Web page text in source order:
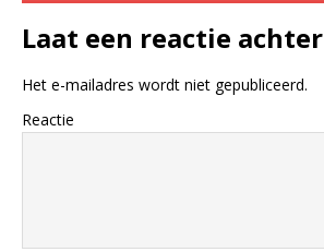
Laat een reactie achter
Het e-mailadres wordt niet gepubliceerd.
Reactie